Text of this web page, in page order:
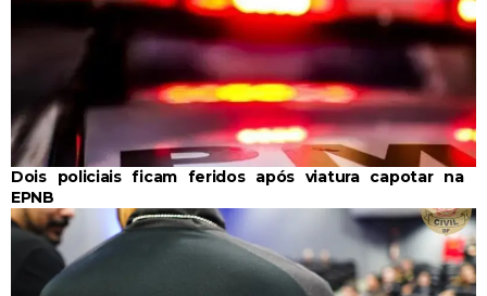
Dois policiais ficam feridos após viatura capotar na
EPNB